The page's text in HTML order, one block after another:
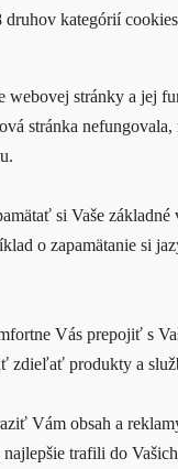
druhov kategórií
webovej stránky a jej
stránka nefungovala,
si Vaše
o zapamätanie si
Vás prepojiť s
zdieľať produkty a
Vám obsah a
trafili do